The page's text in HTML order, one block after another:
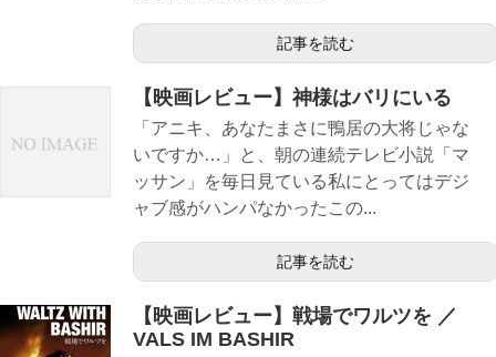
記事を読む
【映画レビュー】神様はバリにいる
「アニキ、あなたまさに鴨居の大将じゃな
いですか…」と、朝の連続テレビ小説「マ
ッサン」を毎日見ている私にとってはデジ
ャブ感がハンパなかったこの...
記事を読む
【映画レビュー】戦場でワルツを ／
VALS IM BASHIR